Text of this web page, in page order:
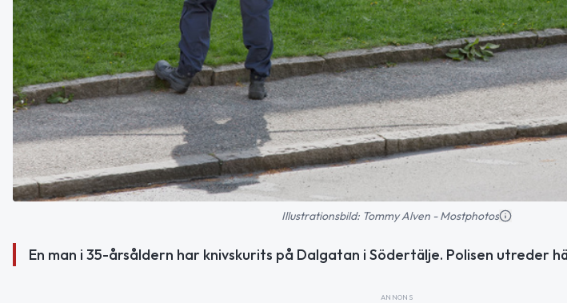
Illustrationsbild: Tommy Alven - Mostphotos
En man i 35-årsåldern har knivskurits på Dalgatan i Södertälje. Polisen utreder
ANNONS